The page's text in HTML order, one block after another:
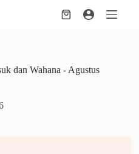
Shopping
dan Wahana - Agustus